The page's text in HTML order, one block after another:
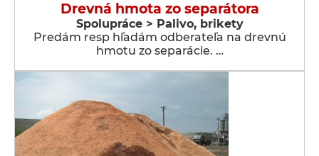
Drevná hmota zo separátora
Spolupráce > Palivo, brikety
Predám resp hľadám odberateľa na drevnú
hmotu zo separácie. …